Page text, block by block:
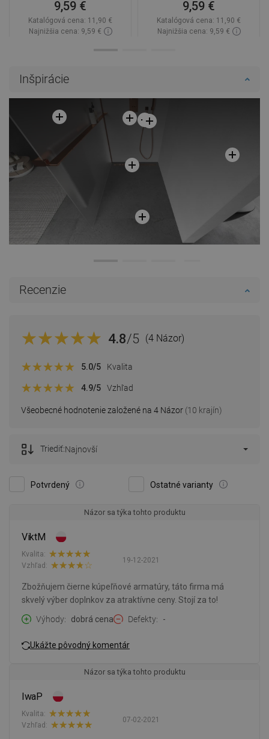
9,59 €
Katalógová cena: 11,90 €
Najnižšia cena: 9,59 €
9,59 €
Katalógová cena: 11,90 €
Najnižšia cena: 9,59 €
Inšpirácie
Recenzie
4.8/5 (4 Názor)
Všeobecné hodnotenie založené na 4 Názor (10 krajín)
5.0/5 Kvalita
4.9/5 Vzhľad
Potvrdený Ostatné varianty
Triediť:Najnovší
Názor sa týka tohto produktu
ViktM
19-12-2021
Kvalita:
Vzhľad:
Zbožňujem čierne kúpeľňové armatúry, táto firma má
skvelý výber doplnkov za atraktívne ceny. Stojí za to!
Výhody
dobrá cena Defekty -
Ukážte pôvodný komentár
Názor sa týka tohto produktu
IwaP
07-02-2021
Kvalita:
Vzhľad: